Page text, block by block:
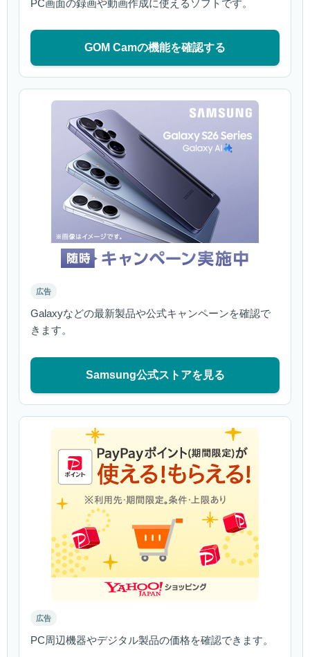
PC画面の録画や動画作成に使えるソフトです。
GOM Camの機能を確認する
広告
Galaxyなどの最新製品や公式キャンペーンを確認で
きます。
Samsung公式ストアを見る
広告
PC周辺機器やデジタル製品の価格を確認できます。